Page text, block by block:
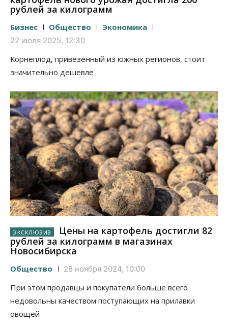
рублей за килограмм
Бизнес Общество Экономика
22 июля 2025, 12:30
Корнеплод, привезённый из южных регионов, стоит
значительно дешевле
Цены на картофель достигли 82
рублей за килограмм в магазинах
Новосибирска
Общество 28 ноября 2024, 10:00
При этом продавцы и покупатели больше всего
недовольны качеством поступающих на прилавки
овощей